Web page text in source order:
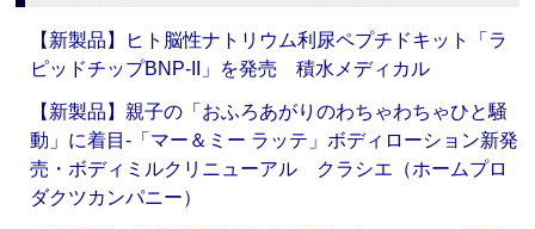
【新製品】ヒト脳性ナトリウム利尿ペプチドキット「ラ
ピッドチップBNP-II」を発売 積水メディカル
【新製品】親子の「おふろあがりのわちゃわちゃひと騒
動」に着目‐「マー＆ミー ラッテ」ボディローション新発
売・ボディミルクリニューアル クラシエ（ホームプロ
ダクツカンパニー）